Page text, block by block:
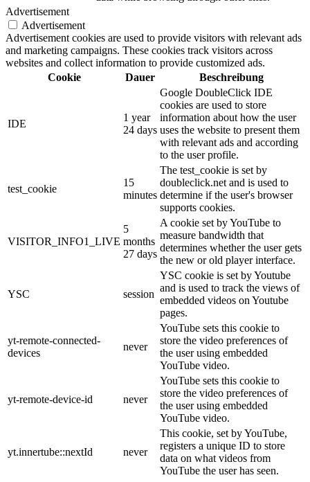
Advertisement
Advertisement
Advertisement cookies are used to provide visitors with relevant ads
and marketing campaigns. These cookies track visitors across
websites and collect information to provide customized ads.
Cookie
Dauer Beschreibung
IDE
1 year
24 days
Google DoubleClick IDE
cookies are used to store
information about how the user
uses the website to present them
with relevant ads and according
to the user profile.
test_cookie
15
minutes
The test_cookie is set by
doubleclick.net and is used to
determine if the user's browser
supports cookies.
VISITOR_INFO1_LIVE
5
months
27 days
A cookie set by YouTube to
measure bandwidth that
determines whether the user gets
the new or old player interface.
YSC session
YSC cookie is set by Youtube
and is used to track the views of
embedded videos on Youtube
pages.
yt-remote-connected-
devices
never
YouTube sets this cookie to
store the video preferences of
the user using embedded
YouTube video.
yt-remote-device-id never
YouTube sets this cookie to
store the video preferences of
the user using embedded
YouTube video.
yt.innertube::nextId never
This cookie, set by YouTube,
registers a unique ID to store
data on what videos from
YouTube the user has seen.